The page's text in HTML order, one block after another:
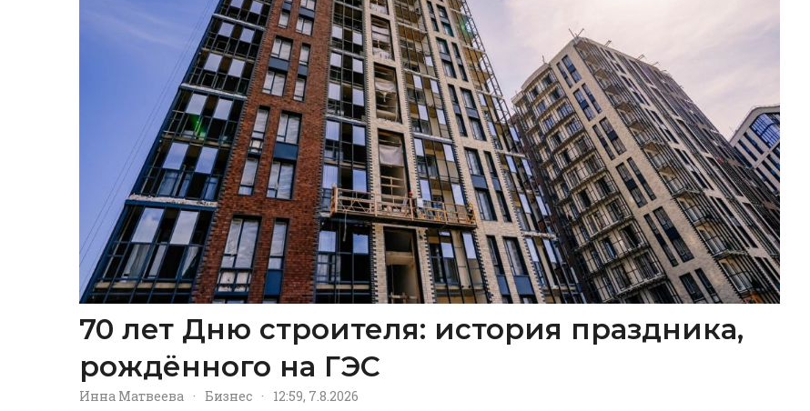
70 лет Дню строителя: история праздника,
рождённого на ГЭС
Инна Матвеева · Бизнес · 12:59, 7.8.2026